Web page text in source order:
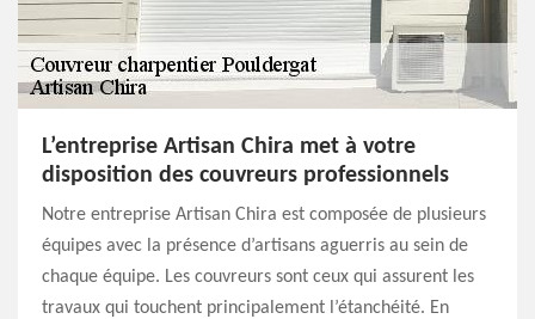
L’entreprise Artisan Chira met à votre
disposition des couvreurs professionnels
Notre entreprise Artisan Chira est composée de plusieurs
équipes avec la présence d’artisans aguerris au sein de
chaque équipe. Les couvreurs sont ceux qui assurent les
travaux qui touchent principalement l’étanchéité. En